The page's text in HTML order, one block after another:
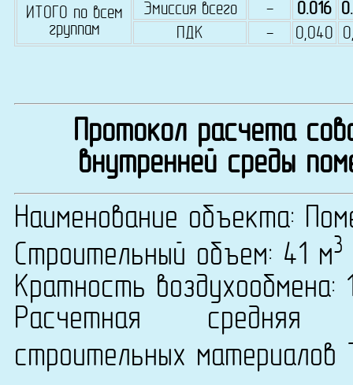
ИТОГО по всем
группам
Эмиссия всего - 0.016
ПДК
- 0,040
Протокол расчета
внутренней среды
Наименование объекта:
Строительный объем: 41 м3
Кратность воздухообмена:
Расчетная средняя
строительных материалов